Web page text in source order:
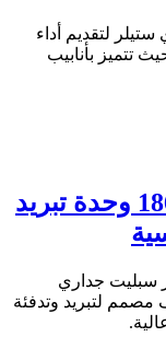
لتقديم أداء
تتميز بأنابيب
مكيف يورك ستيلر سبليت 18600 وحدة تبريد
سبليت جداري
. هذا المكيف مصمم لتبريد وتدفئة